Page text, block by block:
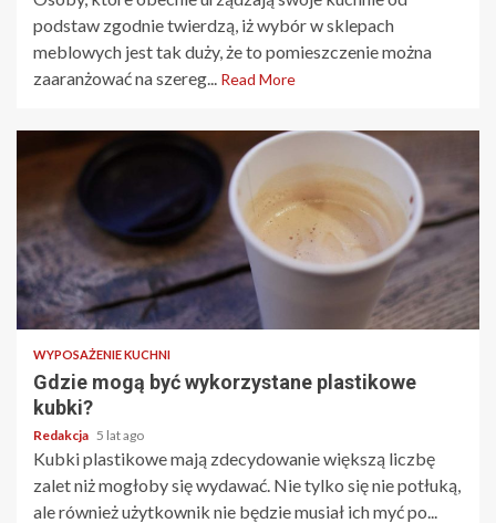
podstaw zgodnie twierdzą, iż wybór w sklepach
meblowych jest tak duży, że to pomieszczenie można
zaaranżować na szereg... Read More
2 min read
WYPOSAŻENIE KUCHNI
Gdzie mogą być wykorzystane plastikowe
kubki?
Redakcja 5 lat ago
Kubki plastikowe mają zdecydowanie większą liczbę
zalet niż mogłoby się wydawać. Nie tylko się nie potłuką,
ale również użytkownik nie będzie musiał ich myć po...